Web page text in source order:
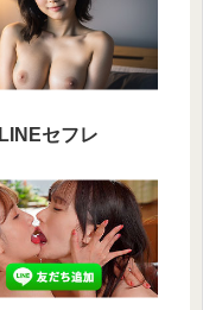
LINEセフレ